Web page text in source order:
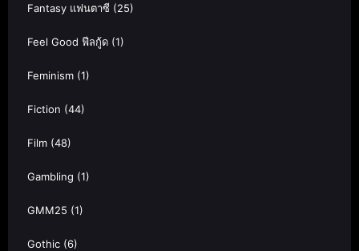
Fantasy แฟนตาซี (25)
Feel Good ฟีลกู้ด (1)
Feminism (1)
Fiction (44)
Film (48)
Gambling (1)
GMM25 (1)
Gothic (6)